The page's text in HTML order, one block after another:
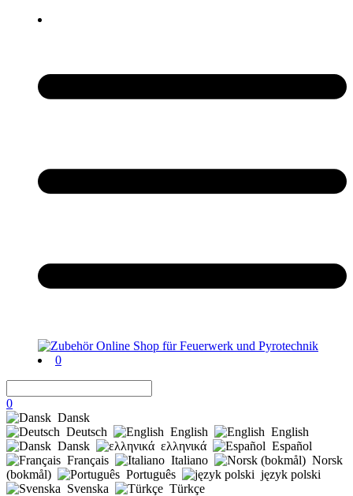
0
0
Dansk
Deutsch
English
English
Dansk
ελληνικά
Español
Français
Italiano
Norsk
(bokmål)
Português
język polski
Svenska
Türkçe